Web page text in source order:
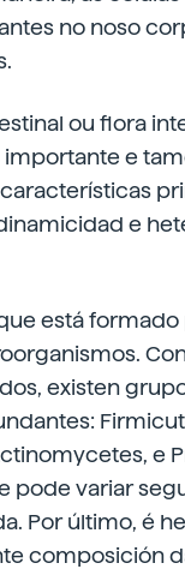
no noso
ou flora
e
e
está
existen
e
pode variar
Por último, é
composición